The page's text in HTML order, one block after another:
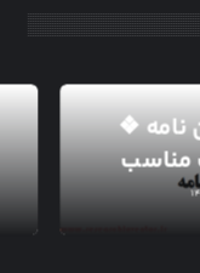
نامه ❖
مناسب